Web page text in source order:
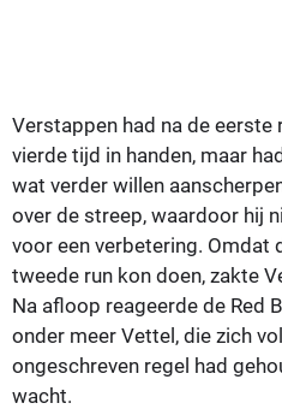
Verstappen had na de eerste
vierde tijd in handen, maar
wat verder willen
over de streep, waardoor hij
voor een verbetering. Omdat
tweede run kon doen, zakte
Na afloop reageerde de Red
onder meer Vettel, die zich
ongeschreven regel had
wacht.